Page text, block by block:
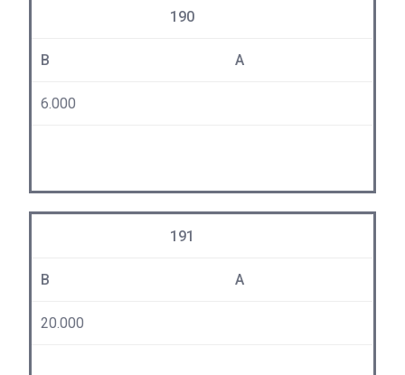
190
B A
6.000
191
B A
20.000